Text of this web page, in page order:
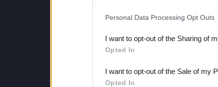
Downstream Participants
third parties.
Personal Data Processing Opt Outs
I want to opt-out of the Sharing of
Opted In
I want to opt-out of the Sale of my
Opted In